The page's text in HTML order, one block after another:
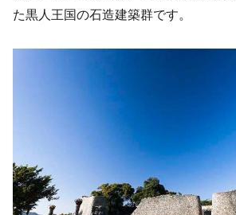
た黒人王国の石造建築群です。